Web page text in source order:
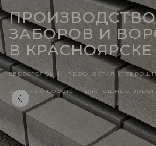
ПРОИЗВОДСТВО
ЗАБОРОВ И
В КРАСНОЯРСКЕ
евростолбы |
откатные ворота | распашные
профнастил |